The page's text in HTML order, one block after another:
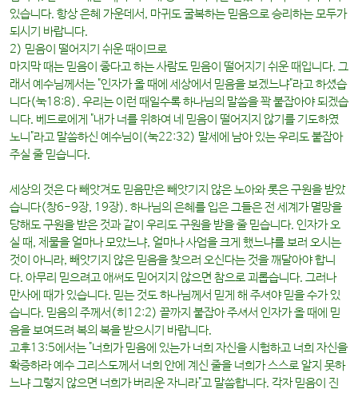
있습니다. 항상 은혜 가운데서, 마귀도 굴복하는 믿음으로 승리하는 모두가
되시기 바랍니다.
2) 믿음이 떨어지기 쉬운 때이므로
마지막 때는 믿음이 좋다고 하는 사람도 믿음이 떨어지기 쉬운 때입니다. 그
래서 예수님께서는 "인자가 올 때에 세상에서 믿음을 보겠느냐"라고 하셨습
니다(눅18:8). 우리는 이런 때일수록 하나님의 말씀을 꽉 붙잡아야 되겠습
니다. 베드로에게 "내가 너를 위하여 네 믿음이 떨어지지 않기를 기도하였
노니"라고 말씀하신 예수님이(눅22:32) 말세에 남아 있는 우리도 붙잡아
주실 줄 믿습니다.
세상의 것은 다 빼앗겨도 믿음만은 빼앗기지 않은 노아와 롯은 구원을 받았
습니다(창6-9장, 19장). 하나님의 은혜를 입은 그들은 전 세계가 멸망을
당해도 구원을 받은 것과 같이 우리도 구원을 받을 줄 믿습니다. 인자가 오
실 때, 제물을 얼마나 모았느냐, 얼마나 사업을 크게 했느냐를 보러 오시는
것이 아니라, 빼앗기지 않은 믿음을 찾으러 오신다는 것을 깨달아야 합니
다. 아무리 믿으려고 애써도 믿어지지 않으면 참으로 괴롭습니다. 그러나
만사에 때가 있습니다. 믿는 것도 하나님께서 믿게 해 주셔야 믿을 수가 있
습니다. 믿음의 주께서(히12:2) 끝까지 붙잡아 주셔서 인자가 올 때에 믿
음을 보여드려 복의 복을 받으시기 바랍니다.
고후13:5에서는 "너희가 믿음에 있는가 너희 자신을 시험하고 너희 자신을
확증하라 예수 그리스도께서 너희 안에 계신 줄을 너희가 스스로 알지 못하
느냐 그렇지 않으면 너희가 버리운 자니라"고 말씀합니다. 각자 믿음이 진